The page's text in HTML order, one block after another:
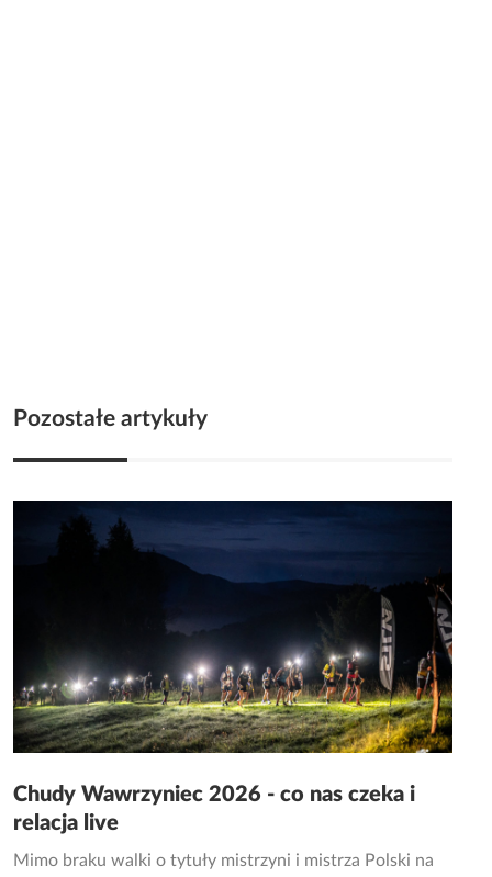
Pozostałe artykuły
Chudy Wawrzyniec 2026 - co nas czeka i
relacja live
Mimo braku walki o tytuły mistrzyni i mistrza Polski na